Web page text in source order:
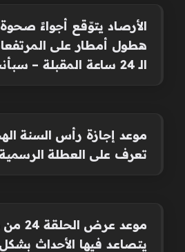
الأرصاد يتوّقع أجواءً
هطول أمطار على
الـ 24 ساعة المقبلة – سبأنت
تعرف على العطلة الرسمية
موعد
يتصاعد فيها الأحداث